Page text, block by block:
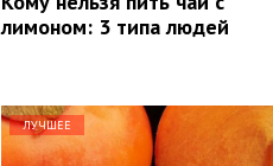
лимоном: 3 типа людей
ЛУЧШЕЕ